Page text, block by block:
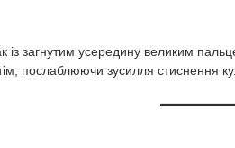
із загнутим усередину великим
послаблюючи зусилля стиснення